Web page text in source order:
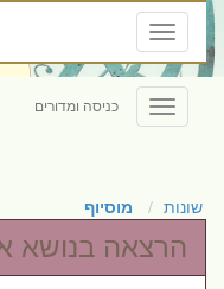
Toggle
navigation
Toggle
navigation
כניסה ומדורים
שונות מוסיוף
הרצאה בנושא